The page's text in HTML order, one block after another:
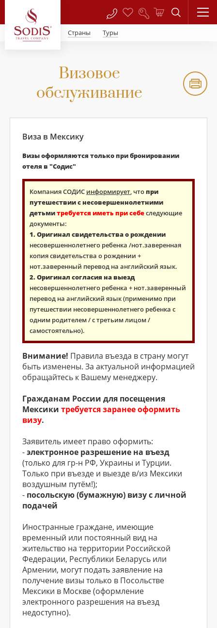
Страны Туры
Визовое
обслуживание
Виза в Мексику
Визы оформляются только при бронировании
отеля в "Содис"
Компания СОДИС информирует, чтопри
путешествии с несовершеннолетними
детьмитребуется иметь при себеследующие
документы:
1. Оригинал свидетельства о рождении
несовершеннолетнего ребенка /нот.заверенная
копия свидетельства о рождении +
нот.заверенный перевод на английский язык.
2. Оригинал согласия на выезд
несовершеннолетнего ребенка + нот.заверенный
перевод на английский язык (применимо при
путешествии несовершеннолетнего ребенка с
одним родителем / с третьим лицом /
самостоятельно).
Внимание! Правила въезда в страну могут
быть изменены. За актуальной информацией
обращайтесь к Вашему менеджеру.
Гражданам России для посещения
Мексики требуется заранее оформить
визу.
Заявитель имеет право оформить:
-электронное разрешение на въезд
(только для гр-н РФ, Украины и Турции.
Только при въезде и выезде в/из Мексики
воздушным путём!);
- посольскую (бумажную) визу с личной
подачей
Иностранные граждане, имеющие
временный или постоянный вид на
жительство на территории Российской
Федерации, Республики Беларусь или
Армении, могут подать заявление на
получение визы только в Посольстве
Мексики в Москве (оформление
электронного разрешения на въезд
недоступно).